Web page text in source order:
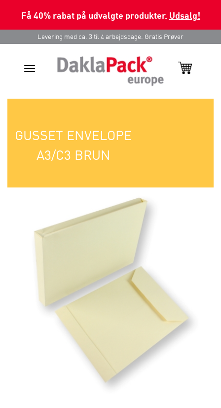
Få 40% rabat på udvalgte produkter. Udsalg!
Levering med ca. 3 til 4 arbejdsdage. Gratis Prøver
Toggle
GUSSET ENVELOPE
A3/C3 BRUN